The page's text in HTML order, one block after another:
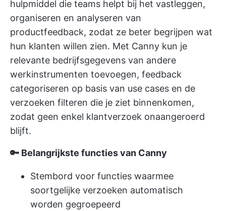
hulpmiddel die teams helpt bij het vastleggen,
organiseren en analyseren van
productfeedback, zodat ze beter begrijpen wat
hun klanten willen zien. Met Canny kun je
relevante bedrijfsgegevens van andere
werkinstrumenten toevoegen, feedback
categoriseren op basis van use cases en de
verzoeken filteren die je ziet binnenkomen,
zodat geen enkel klantverzoek onaangeroerd
blijft.
🔑 Belangrijkste functies van Canny
Stembord voor functies waarmee
soortgelijke verzoeken automatisch
worden gegroepeerd